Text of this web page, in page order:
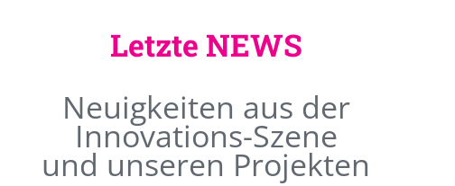
Letzte NEWS
Neuigkeiten aus der
Innovations-Szene
und unseren Projekten